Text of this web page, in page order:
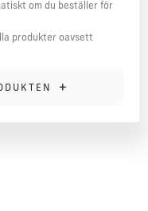
om du beställer för
produkter oavsett
+